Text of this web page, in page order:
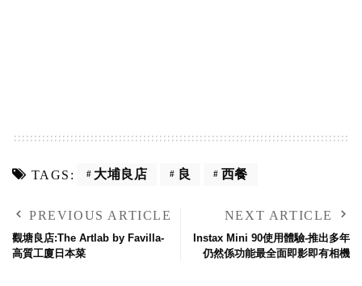
TAGS: 大埔良店 良 西餐
PREVIOUS ARTICLE
觀塘良店:The Artlab by Favilla-
高質工廈日本菜
NEXT ARTICLE
Instax Mini 90使用體驗-推出多年
仍然係功能最全面即影即有相機